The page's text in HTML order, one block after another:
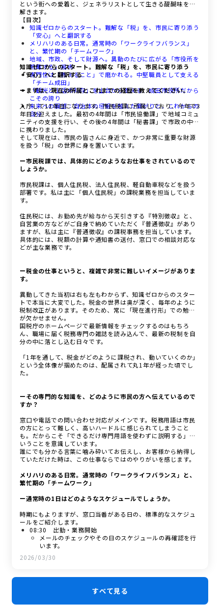
という街への愛着と、ジェネラリストとして生きる醍醐味を紐
解きます。
【目次】
知識ゼロからのスタート。難解な「税」を、市民に寄り添う
「安心」へと翻訳する
メリハリのある日常。通常時の「ワークライフバランス」
と、繁忙期の「チームワーク」
地域、市政、そして財源へ。異動のたびに広がる「市役所を
俯瞰する」視点
専門性は「教えること」で磨かれる。中堅職員として支える
「チーム成田」
「観光と生活の共存」を土台から支える、成田市役所だから
こその誇り
未来への展望：自治体の垣根を越えた繋がりと、これからの
自分
知識ゼロからのスタート。難解な「税」を、市民に寄り添う
「安心」へと翻訳する
ーまずは、現在の所属とこれまでの経歴を教えてください。
入庁して11年目になります。市民税課に所属しており、今年で3
年目を迎えました。最初の4年間は「市民協働課」で地域コミュ
ニティの支援を行い、その後の4年間は「秘書課」で市政の中枢
に携わりました。
そして現在は、市民の皆さんに身近で、かつ非常に重要な財源
を扱う「税」の世界に身を置いています。
ー市民税課では、具体的にどのようなお仕事をされているので
しょうか。
市民税課は、個人住民税、法人住民税、軽自動車税などを扱う
部署です。私は主に「個人住民税」の課税業務を担当していま
す。
住民税には、お勤め先が給与から天引きする『特別徴収』と、
自営業の方などがご自身で納めていただく『普通徴収』があり
ますが、私は主に『普通徴収』の課税事務を担当しています。
具体的には、税額の計算や通知書の送付、窓口での相談対応な
どが主な業務です。
ー税金の仕事というと、複雑で非常に難しいイメージがありま
す。
異動してきた当初は右も左もわからず、知識ゼロからのスター
トで本当に大変でした。税金の世界は奥が深く、毎年のように
税制改正があります。そのため、常に「現在進行形」での勉強
が欠かせません。
国税庁のホームページで最新情報をチェックするのはもちろ
ん、職場に届く税務専門の雑誌を読み込んで、最新の税制を自
分の中に落とし込む日々です。
「1年を通して、税金がどのように課税され、動いていくのか」
という全体像が掴めたのは、配属されて丸1年が経った頃でし
た。
ーその専門的な知識を、どのように市民の方へ伝えているので
すか？
窓口や電話での問い合わせ対応がメインです。税務用語は市民
の方にとって難しく、高いハードルに感じられてしまうこと
も。だからこそ「できるだけ専門用語を使わずに説明する」と
いうことを意識しています。
誰にでも分かる言葉に噛み砕いてお伝えし、お客様から納得し
ていただけた時は、この仕事ならではのやりがいを感じます。
メリハリのある日常。通常時の「ワークライフバランス」と、
繁忙期の「チームワーク」
ー通常時の1日はどのようなスケジュールでしょうか。
時期にもよりますが、窓口当番がある日の、標準的なスケジュ
ールをご紹介します。
08:30 出勤・業務開始
メールのチェックやその日のスケジュールの再確認を行
います。
08:30～13:00 窓口・電話対応（当番制）
午前中は窓口当番として、市民の方への対応が中心で
額がどうしてこうなったのか」といった具体的な相談に
13:00～14:00 お昼休み
2026/03/30
すべて見る